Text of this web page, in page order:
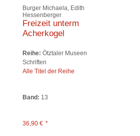
Burger Michaela, Edith
Hessenberger
Freizeit unterm
Acherkogel
Reihe: Ötztaler Museen
Schriften
Alle Titel der Reihe
Band: 13
36,90 € *